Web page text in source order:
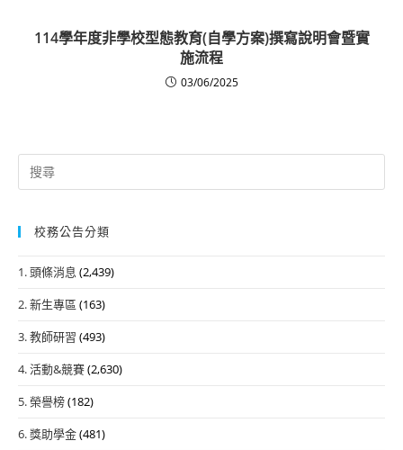
114學年度非學校型態教育(自學方案)撰寫說明會暨實
施流程
03/06/2025
Search
for:
校務公告分類
1. 頭條消息 (2,439)
2. 新生專區 (163)
3. 教師研習 (493)
4. 活動&競賽(2,630)
5. 榮譽榜(182)
6. 獎助學金(481)